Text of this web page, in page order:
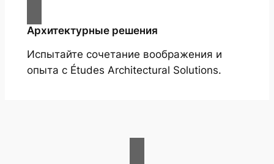
Архитектурные решения
Испытайте сочетание воображения и
опыта с Études Architectural Solutions.